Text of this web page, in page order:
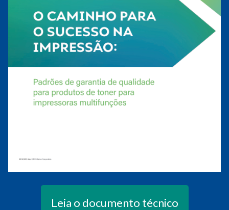
Leia o documento técnico